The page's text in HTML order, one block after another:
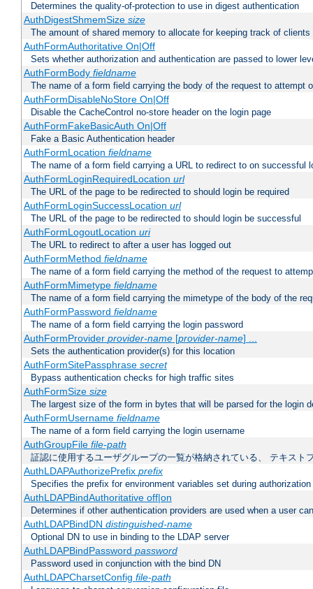
Determines the quality-of-protection to use in digest authentication
AuthDigestShmemSize size
The amount of shared memory to allocate for keeping track of clients
AuthFormAuthoritative On|Off
Sets whether authorization and authentication are passed to lower
AuthFormBody fieldname
The name of a form field carrying the body of the request to attempt
AuthFormDisableNoStore On|Off
Disable the CacheControl no-store header on the login page
AuthFormFakeBasicAuth On|Off
Fake a Basic Authentication header
AuthFormLocation fieldname
The name of a form field carrying a URL to redirect to on successful
AuthFormLoginRequiredLocation url
The URL of the page to be redirected to should login be required
AuthFormLoginSuccessLocation url
The URL of the page to be redirected to should login be successful
AuthFormLogoutLocation uri
The URL to redirect to after a user has logged out
AuthFormMethod fieldname
The name of a form field carrying the method of the request to
AuthFormMimetype fieldname
The name of a form field carrying the mimetype of the body of the
AuthFormPassword fieldname
The name of a form field carrying the login password
AuthFormProvider provider-name[provider-name] ...
Sets the authentication provider(s) for this location
AuthFormSitePassphrase secret
Bypass authentication checks for high traffic sites
AuthFormSize size
The largest size of the form in bytes that will be parsed for the login
AuthFormUsername fieldname
The name of a form field carrying the login username
AuthGroupFile file-path
証認に使用するユーザグループの一覧が格納されている、 テキスト
AuthLDAPAuthorizePrefix prefix
Specifies the prefix for environment variables set during authorization
AuthLDAPBindAuthoritative off|on
Determines if other authentication providers are used when a user
AuthLDAPBindDN distinguished-name
Optional DN to use in binding to the LDAP server
AuthLDAPBindPassword password
Password used in conjunction with the bind DN
AuthLDAPCharsetConfig file-path